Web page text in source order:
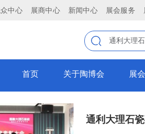
中心 展商中心 新闻中心 展会服务
首页 关于陶博会 展
通利大理石